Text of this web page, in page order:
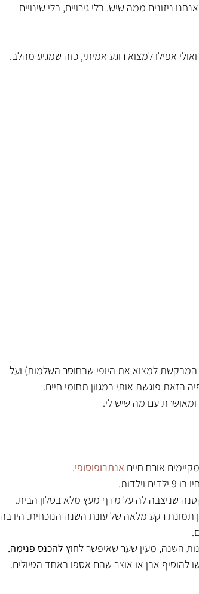
ניזונים ממה שיש. בלי גירויים, בלי שינויים
אפילו למצוא רוגע אמיתי, כזה שמגיע מהלב.
המבקשת למצוא את היופי שבחוסר השלמות) ועל
הזאת פוגשת אותי במגוון תחומי חיים.
עם מה שיש לי.
אורח חיים אנתרופוסופי.
שניצבה לה על מדף מעץ מלא בסלון הבית.
תמונת רקע מלאה של עונת השנה הנוכחית. היו בה
השנה, מעין שער שאיפשר לחוץ להכנס פנימה.
אבן או אוצר שהם אספו באחד הטיולים.